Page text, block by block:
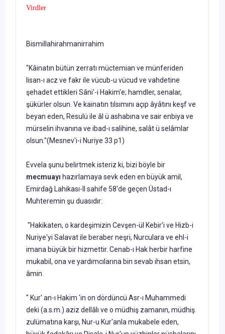
Virdler
Bismillahirahmanirrahim
"Kâinatın bütün zerratı müctemian ve münferiden
lisan-ı acz ve fakr ile vücub-u vücud ve vahdetine
şehadet ettikleri Sâni'-i Hakim'e; hamdler, senalar,
şükürler olsun. Ve kainatın tılsımını açıp âyâtını keşf ve
beyan eden, Resulü ile âl ü ashabına ve sair enbiya ve
mürselin ihvanına ve ibad-ı salihine, salât ü selâmlar
olsun."(Mesnev'i-i Nuriye 33 p1)
Evvela şunu belirtmek isteriz ki, bizi böyle bir
mecmuayı hazırlamaya sevk eden en büyük amil,
Emirdağ Lahikası-Il sahife 58'de geçen Üstad-ı
Muhteremin şu duasıdır:
"Hakikaten, o kardeşimizin Cevşen-ül Kebir'i ve Hizb-i
Nuriye'yi Salavat ile beraber neşri, Nurculara ve ehl-i
imana büyük bir hizmettir. Cenab-ı Hak herbir harfine
mukabil, ona ve yardımcılarına bin sevab ihsan etsin,
âmin.
" Kur' an-ı Hakim 'in on dördüncü Asr-ı Muhammedi
deki (a.s.m.) aziz dellâlı ve o müdhiş zamanın, müdhiş
zulümatına karşı, Nur-u Kur'anla mukabele eden,